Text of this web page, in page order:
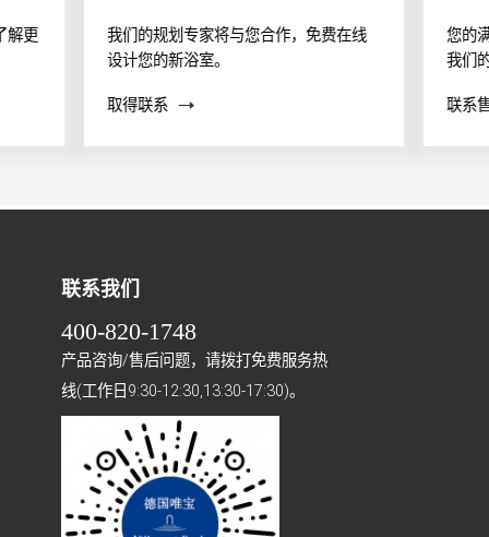
解更
我们的规划专家将与您合作，免费在线
设计您的新浴室。
取得联系
您的
我们
帮助
联系
联系我们
400-820-1748
产品咨询/售后问题，请拨打免费服务热
线(工作日9:30-12:30,13:30-17:30)。